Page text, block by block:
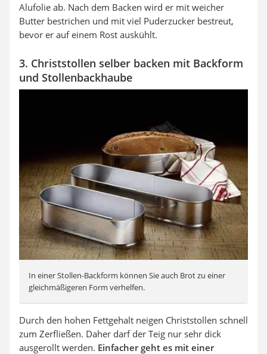
Alufolie ab. Nach dem Backen wird er mit weicher
Butter bestrichen und mit viel Puderzucker bestreut,
bevor er auf einem Rost auskühlt.
3. Christstollen selber backen mit Backform
und Stollenbackhaube
In einer Stollen-Backform können Sie auch Brot zu einer
gleichmäßigeren Form verhelfen.
Durch den hohen Fettgehalt neigen Christstollen schnell
zum Zerfließen. Daher darf der Teig nur sehr dick
ausgerollt werden. Einfacher geht es mit einer